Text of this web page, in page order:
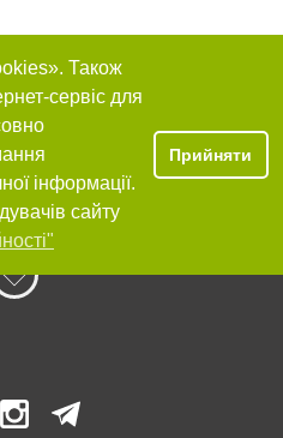
Також
сервіс для
інформації.
сайту
Прийняти